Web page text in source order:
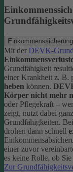
Mit der DEVK-
Grundfähigkeit
einer Krankheit z. B.
heben können.
Körper nicht mehr
oder Pflegekraft –
zeigt, nutzt dabei
Grundfähigkeiten.
drohen dann schnell
einer zuvor
es keine Rolle, ob
Zur